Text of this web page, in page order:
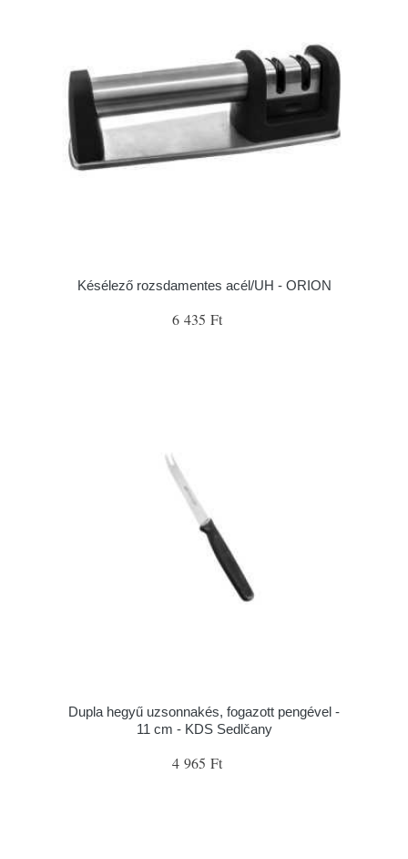
Késélező rozsdamentes acél/UH - ORION
6 435 Ft
Dupla hegyű uzsonnakés, fogazott pengével -
11 cm - KDS Sedlčany
4 965 Ft